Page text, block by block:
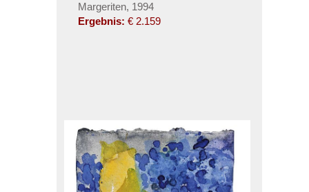
Margeriten, 1994
Ergebnis: € 2.159